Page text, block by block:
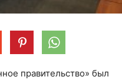
правительство» был